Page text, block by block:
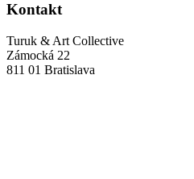
Kontakt
Turuk & Art Collective
Zámocká 22
811 01 Bratislava